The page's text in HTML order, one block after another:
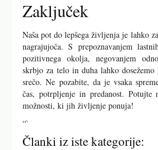
Zaključek
Naša pot do lepšega življenja je lahko
nagrajujoča. S prepoznavanjem
pozitivnega okolja, negovanjem
skrbjo za telo in duha lahko
srečo. Ne pozabite, da je vsaka
čas, potrpljenje in predanost.
možnosti, ki jih življenje ponuja!
“`
Članki iz iste kategorije: